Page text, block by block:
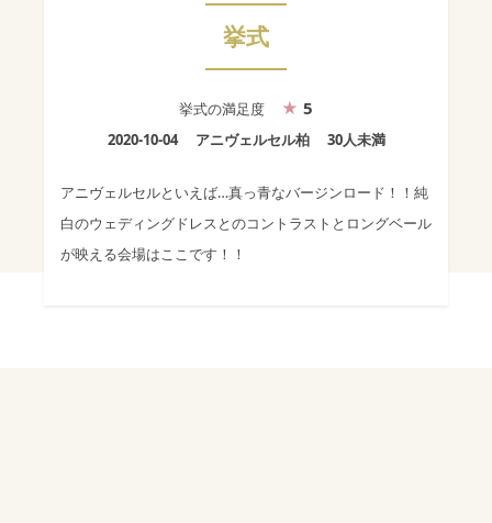
挙式
挙式の満足度 5
2020-10-04 アニヴェルセル柏 30人未満
アニヴェルセルといえば…真っ青なバージンロード！！純
白のウェディングドレスとのコントラストとロングベール
が映える会場はここです！！